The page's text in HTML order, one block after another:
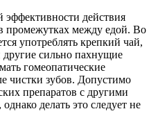
эффективности действия
промежутках между едой. Во
употреблять крепкий чай,
другие сильно пахнущие
гомеопатические
чистки зубов. Допустимо
препаратов с другими
делать это следует не